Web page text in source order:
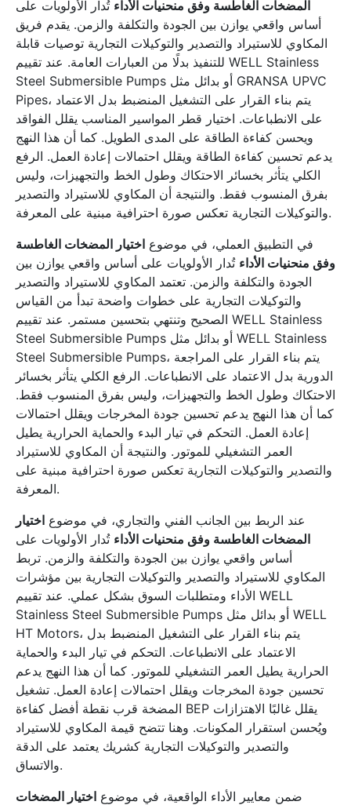
المضخات الغاطسة وفق منحنيات الأداء تُدار الأولويات على
أساس واقعي يوازن بين الجودة والتكلفة والزمن. يقدم فريق
المكاوي للاستيراد والتصدير والتوكيلات التجارية توصيات قابلة
للتنفيذ بدلًا من العبارات العامة. عند تقييم WELL Stainless
Steel Submersible Pumps أو بدائل مثل GRANSA UPVC
Pipes، يتم بناء القرار على التشغيل المنضبط بدل الاعتماد
على الانطباعات. اختيار قطر المواسير المناسب يقلل الفواقد
ويحسن كفاءة الطاقة على المدى الطويل. كما أن هذا النهج
يدعم تحسين كفاءة الطاقة ويقلل احتمالات إعادة العمل. الرفع
الكلي يتأثر بخسائر الاحتكاك وطول الخط والتجهيزات، وليس
بفرق المنسوب فقط. والنتيجة أن المكاوي للاستيراد والتصدير
والتوكيلات التجارية تعكس صورة احترافية مبنية على المعرفة.
في التطبيق العملي، في موضوع اختيار المضخات الغاطسة
وفق منحنيات الأداء تُدار الأولويات على أساس واقعي يوازن بين
الجودة والتكلفة والزمن. تعتمد المكاوي للاستيراد والتصدير
والتوكيلات التجارية على خطوات واضحة تبدأ من القياس
الصحيح وتنتهي بتحسين مستمر. عند تقييم WELL Stainless
Steel Submersible Pumps أو بدائل مثل WELL Stainless
Steel Submersible Pumps، يتم بناء القرار على المراجعة
الدورية بدل الاعتماد على الانطباعات. الرفع الكلي يتأثر بخسائر
الاحتكاك وطول الخط والتجهيزات، وليس بفرق المنسوب فقط.
كما أن هذا النهج يدعم تحسين جودة المخرجات ويقلل احتمالات
إعادة العمل. التحكم في تيار البدء والحماية الحرارية يطيل
العمر التشغيلي للموتور. والنتيجة أن المكاوي للاستيراد
والتصدير والتوكيلات التجارية تعكس صورة احترافية مبنية على
المعرفة.
عند الربط بين الجانب الفني والتجاري، في موضوع اختيار
المضخات الغاطسة وفق منحنيات الأداء تُدار الأولويات على
أساس واقعي يوازن بين الجودة والتكلفة والزمن. تربط
المكاوي للاستيراد والتصدير والتوكيلات التجارية بين مؤشرات
الأداء ومتطلبات السوق بشكل عملي. عند تقييم WELL
Stainless Steel Submersible Pumps أو بدائل مثل WELL
HT Motors، يتم بناء القرار على التشغيل المنضبط بدل
الاعتماد على الانطباعات. التحكم في تيار البدء والحماية
الحرارية يطيل العمر التشغيلي للموتور. كما أن هذا النهج يدعم
تحسين جودة المخرجات ويقلل احتمالات إعادة العمل. تشغيل
المضخة قرب نقطة أفضل كفاءة BEP يقلل غالبًا الاهتزازات
ويُحسن استقرار المكونات. وهنا تتضح قيمة المكاوي للاستيراد
والتصدير والتوكيلات التجارية كشريك يعتمد على الدقة
والاتساق.
ضمن معايير الأداء الواقعية، في موضوع اختيار المضخات